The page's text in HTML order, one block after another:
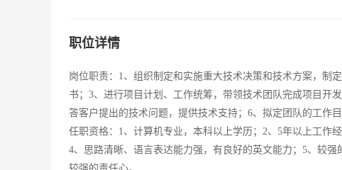
职位详情
岗位职责：1、组织制定和实施重大技术决策和技术方案，制
书；3、进行项目计划、工作统筹，带领技术团队完成项目开
答客户提出的技术问题，提供技术支持；6、拟定团队的工作
任职资格：1、计算机专业，本科以上学历；2、5年以上工作
4、思路清晰、语言表达能力强，有良好的英文能力；5、较